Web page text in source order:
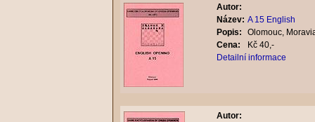
Autor:
Název: A 15 English
Popis:
Olomouc,
Cena:
Kč 40,-
Detailní informace
Autor: